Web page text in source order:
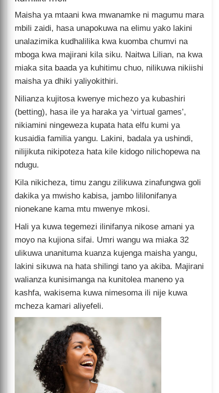
Maisha ya mtaani kwa mwanamke ni magumu mara
mbili zaidi, hasa unapokuwa na elimu yako lakini
unalazimika kudhalilika kwa kuomba chumvi na
mboga kwa majirani kila siku. Naitwa Lilian, na kwa
miaka sita baada ya kuhitimu chuo, nilikuwa nikiishi
maisha ya dhiki yaliyokithiri.
Nilianza kujitosa kwenye michezo ya kubashiri
(betting), hasa ile ya haraka ya ‘virtual games’,
nikiamini ningeweza kupata hata elfu kumi ya
kusaidia familia yangu. Lakini, badala ya ushindi,
nilijikuta nikipoteza hata kile kidogo nilichopewa na
ndugu.
Kila nikicheza, timu zangu zilikuwa zinafungwa goli
dakika ya mwisho kabisa, jambo lililonifanya
nionekane kama mtu mwenye mkosi.
Hali ya kuwa tegemezi ilinifanya nikose amani ya
moyo na kujiona sifai. Umri wangu wa miaka 32
ulikuwa unanituma kuanza kujenga maisha yangu,
lakini sikuwa na hata shilingi tano ya akiba. Majirani
walianza kunisimanga na kunitolea maneno ya
kashfa, wakisema kuwa nimesoma ili nije kuwa
mcheza kamari aliyefeli.